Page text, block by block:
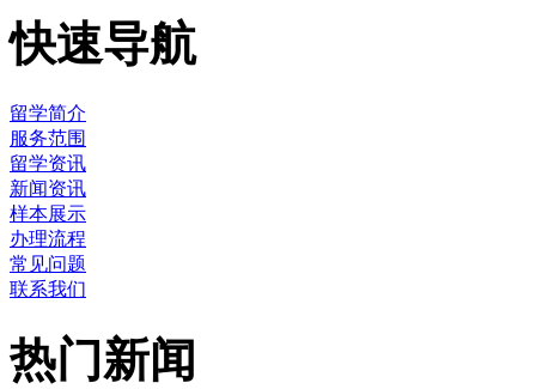
快速导航
留学简介
服务范围
留学资讯
新闻资讯
样本展示
办理流程
常见问题
联系我们
热门新闻